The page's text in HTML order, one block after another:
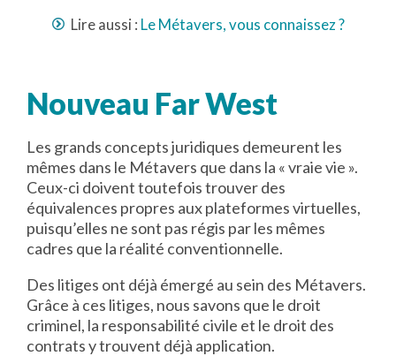
Lire aussi : Le Métavers, vous connaissez ?
Nouveau Far West
Les grands concepts juridiques demeurent les
mêmes dans le Métavers que dans la « vraie vie ».
Ceux-ci doivent toutefois trouver des
équivalences propres aux plateformes virtuelles,
puisqu’elles ne sont pas régis par les mêmes
cadres que la réalité conventionnelle.
Des litiges ont déjà émergé au sein des Métavers.
Grâce à ces litiges, nous savons que le droit
criminel, la responsabilité civile et le droit des
contrats y trouvent déjà application.